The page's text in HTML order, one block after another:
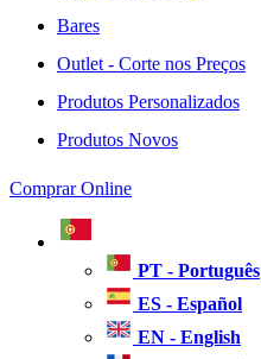
Bares
Outlet - Corte nos Preços
Produtos Personalizados
Produtos Novos
Comprar Online
PT - Português
ES - Español
EN - English